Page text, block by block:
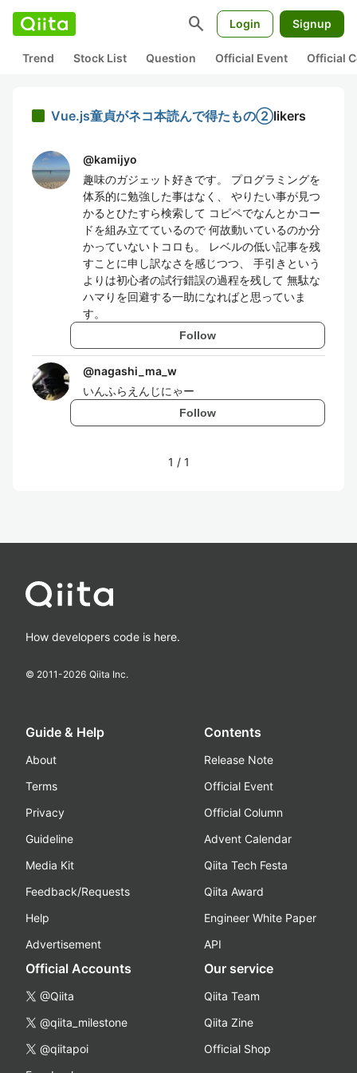
search Login Signup
Trend Stock List Question Official Event Official
Vue.js童貞がネコ本読んで得たもの②likers
@kamijyo
趣味のガジェット好きです。 プログラミングを
体系的に勉強した事はなく、 やりたい事が見つ
かるとひたすら検索して コピペでなんとかコー
ドを組み立てているので 何故動いているのか分
かっていないトコロも。 レベルの低い記事を残
すことに申し訳なさを感じつつ、 手引きという
よりは初心者の試行錯誤の過程を残して 無駄な
ハマりを回避する一助になればと思っていま
す。
Follow
@nagashi_ma_w
いんふらえんじにゃー
Follow
1 / 1
How developers code is here.
© 2011-2026 Qiita Inc.
Guide & Help
About
Terms
Privacy
Guideline
Media Kit
Feedback/Requests
Help
Advertisement
Contents
Release Note
Official Event
Official Column
Advent Calendar
Qiita Tech Festa
Qiita Award
Engineer White Paper
API
Official Accounts
@Qiita
@qiita_milestone
@qiitapoi
Our service
Qiita Team
Qiita Zine
Official Shop